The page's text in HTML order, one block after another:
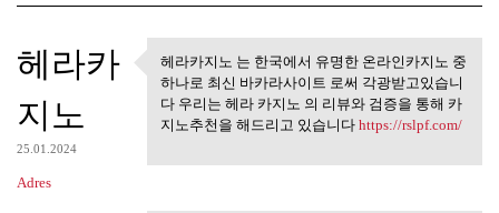
K
o
m
e
n
헤라카
지노
25.01.2024
Adres
헤라카지노 는 한국에서 유명한
온라인카지노 중 하나로
헤라카지노 는 한국에서 유명한 온라인카지노 중
하나로 최신 바카라사이트 로써 각광받고있습니
다 우리는 헤라 카지노 의 리뷰와 검증을 통해 카
지노추천을 해드리고 있습니다 https://rslpf.com/